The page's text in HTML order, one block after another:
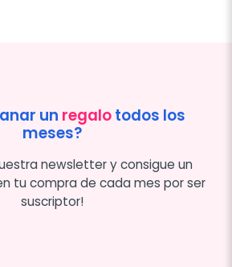
un regalotodos los
meses?
newsletter y consigue un
tu compra de cada mes por ser
suscriptor!